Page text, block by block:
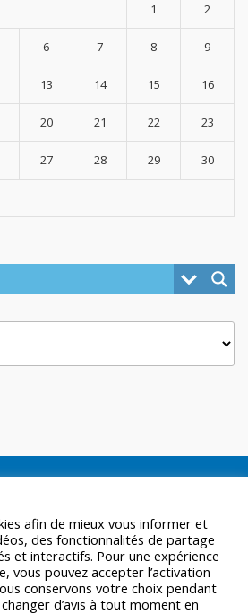
1 2
6 7 8 9
13 14 15 16
20 21 22 23
27 28 29 30
afin de mieux vous informer et
des fonctionnalités de partage
et interactifs. Pour une expérience
vous pouvez accepter l’activation
conservons votre choix pendant
d’avis à tout moment en